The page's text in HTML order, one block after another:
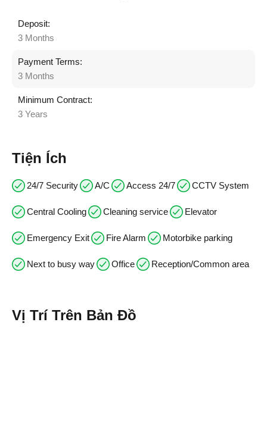
Deposit:
3 Months
Payment Terms:
3 Months
Minimum Contract:
3 Years
Tiện Ích
24/7 Security A/C Access 24/7 CCTV System
Central Cooling Cleaning service Elevator
Emergency Exit Fire Alarm Motorbike parking
Next to busy way Office Reception/Common area
Vị Trí Trên Bản Đồ